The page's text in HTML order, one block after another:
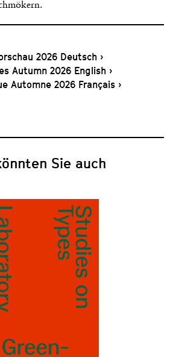
2026 Deutsch ›
Autumn 2026 English ›
Automne 2026 Français ›
Sie auch